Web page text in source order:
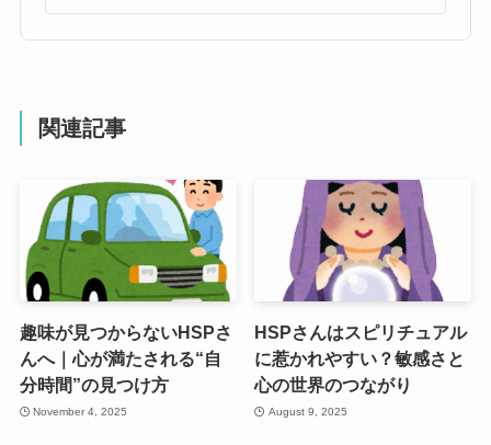
関連記事
趣味が見つからないHSPさ
んへ｜心が満たされる“自
分時間”の見つけ方
November 4, 2025
HSPさんはスピリチュアル
に惹かれやすい？敏感さと
心の世界のつながり
August 9, 2025